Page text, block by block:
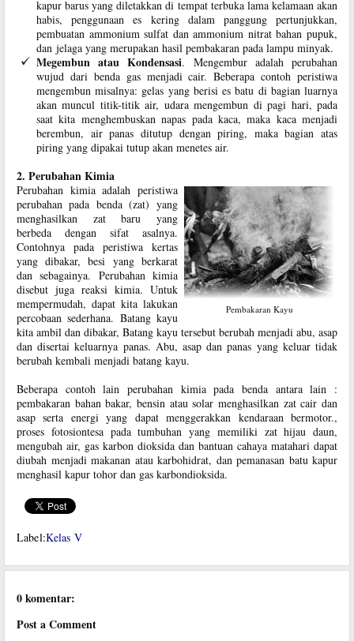
kapur barus yang diletakkan di tempat terbuka lama kelamaan akan
habis, penggunaan es kering dalam panggung pertunjukkan,
pembuatan ammonium sulfat dan ammonium nitrat bahan pupuk,
dan jelaga yang merupakan hasil pembakaran pada lampu minyak.
Megembun atau Kondensasi. Mengembur adalah perubahan
wujud dari benda gas menjadi cair. Beberapa contoh peristiwa
mengembun misalnya: gelas yang berisi es batu di bagian luarnya
akan muncul titik-titik air, udara mengembun di pagi hari, pada
saat kita menghembuskan napas pada kaca, maka kaca menjadi
berembun, air panas ditutup dengan piring, maka bagian atas
piring yang dipakai tutup akan menetes air.
2. Perubahan Kimia
Pembakaran Kayu
Perubahan kimia adalah peristiwa
perubahan pada benda (zat) yang
menghasilkan zat baru yang
berbeda dengan sifat asalnya.
Contohnya pada peristiwa kertas
yang dibakar, besi yang berkarat
dan sebagainya. Perubahan kimia
disebut juga reaksi kimia. Untuk
mempermudah, dapat kita lakukan
percobaan sederhana. Batang kayu
kita ambil dan dibakar, Batang kayu tersebut berubah menjadi abu, asap
dan disertai keluarnya panas. Abu, asap dan panas yang keluar tidak
berubah kembali menjadi batang kayu.
Beberapa contoh lain perubahan kimia pada benda antara lain :
pembakaran bahan bakar, bensin atau solar menghasilkan zat cair dan
asap serta energi yang dapat menggerakkan kendaraan bermotor.,
proses fotosiontesa pada tumbuhan yang memiliki zat hijau daun,
mengubah air, gas karbon dioksida dan bantuan cahaya matahari dapat
diubah menjadi makanan atau karbohidrat, dan pemanasan batu kapur
menghasil kapur tohor dan gas karbondioksida.
Label:Kelas V
0 komentar:
Post a Comment